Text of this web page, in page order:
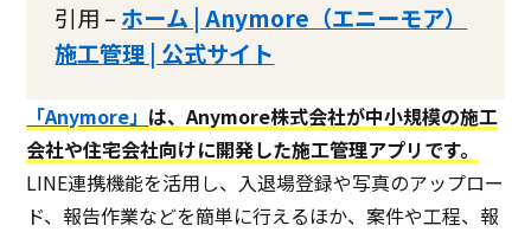
引用 – ホーム | Anymore（エニーモア）
施工管理 | 公式サイト
「Anymore」 は、Anymore株式会社が中小規模の施工
会社や住宅会社向けに開発した施工管理アプリです。
LINE連携機能を活用し、入退場登録や写真のアップロー
ド、報告作業などを簡単に行えるほか、案件や工程、報